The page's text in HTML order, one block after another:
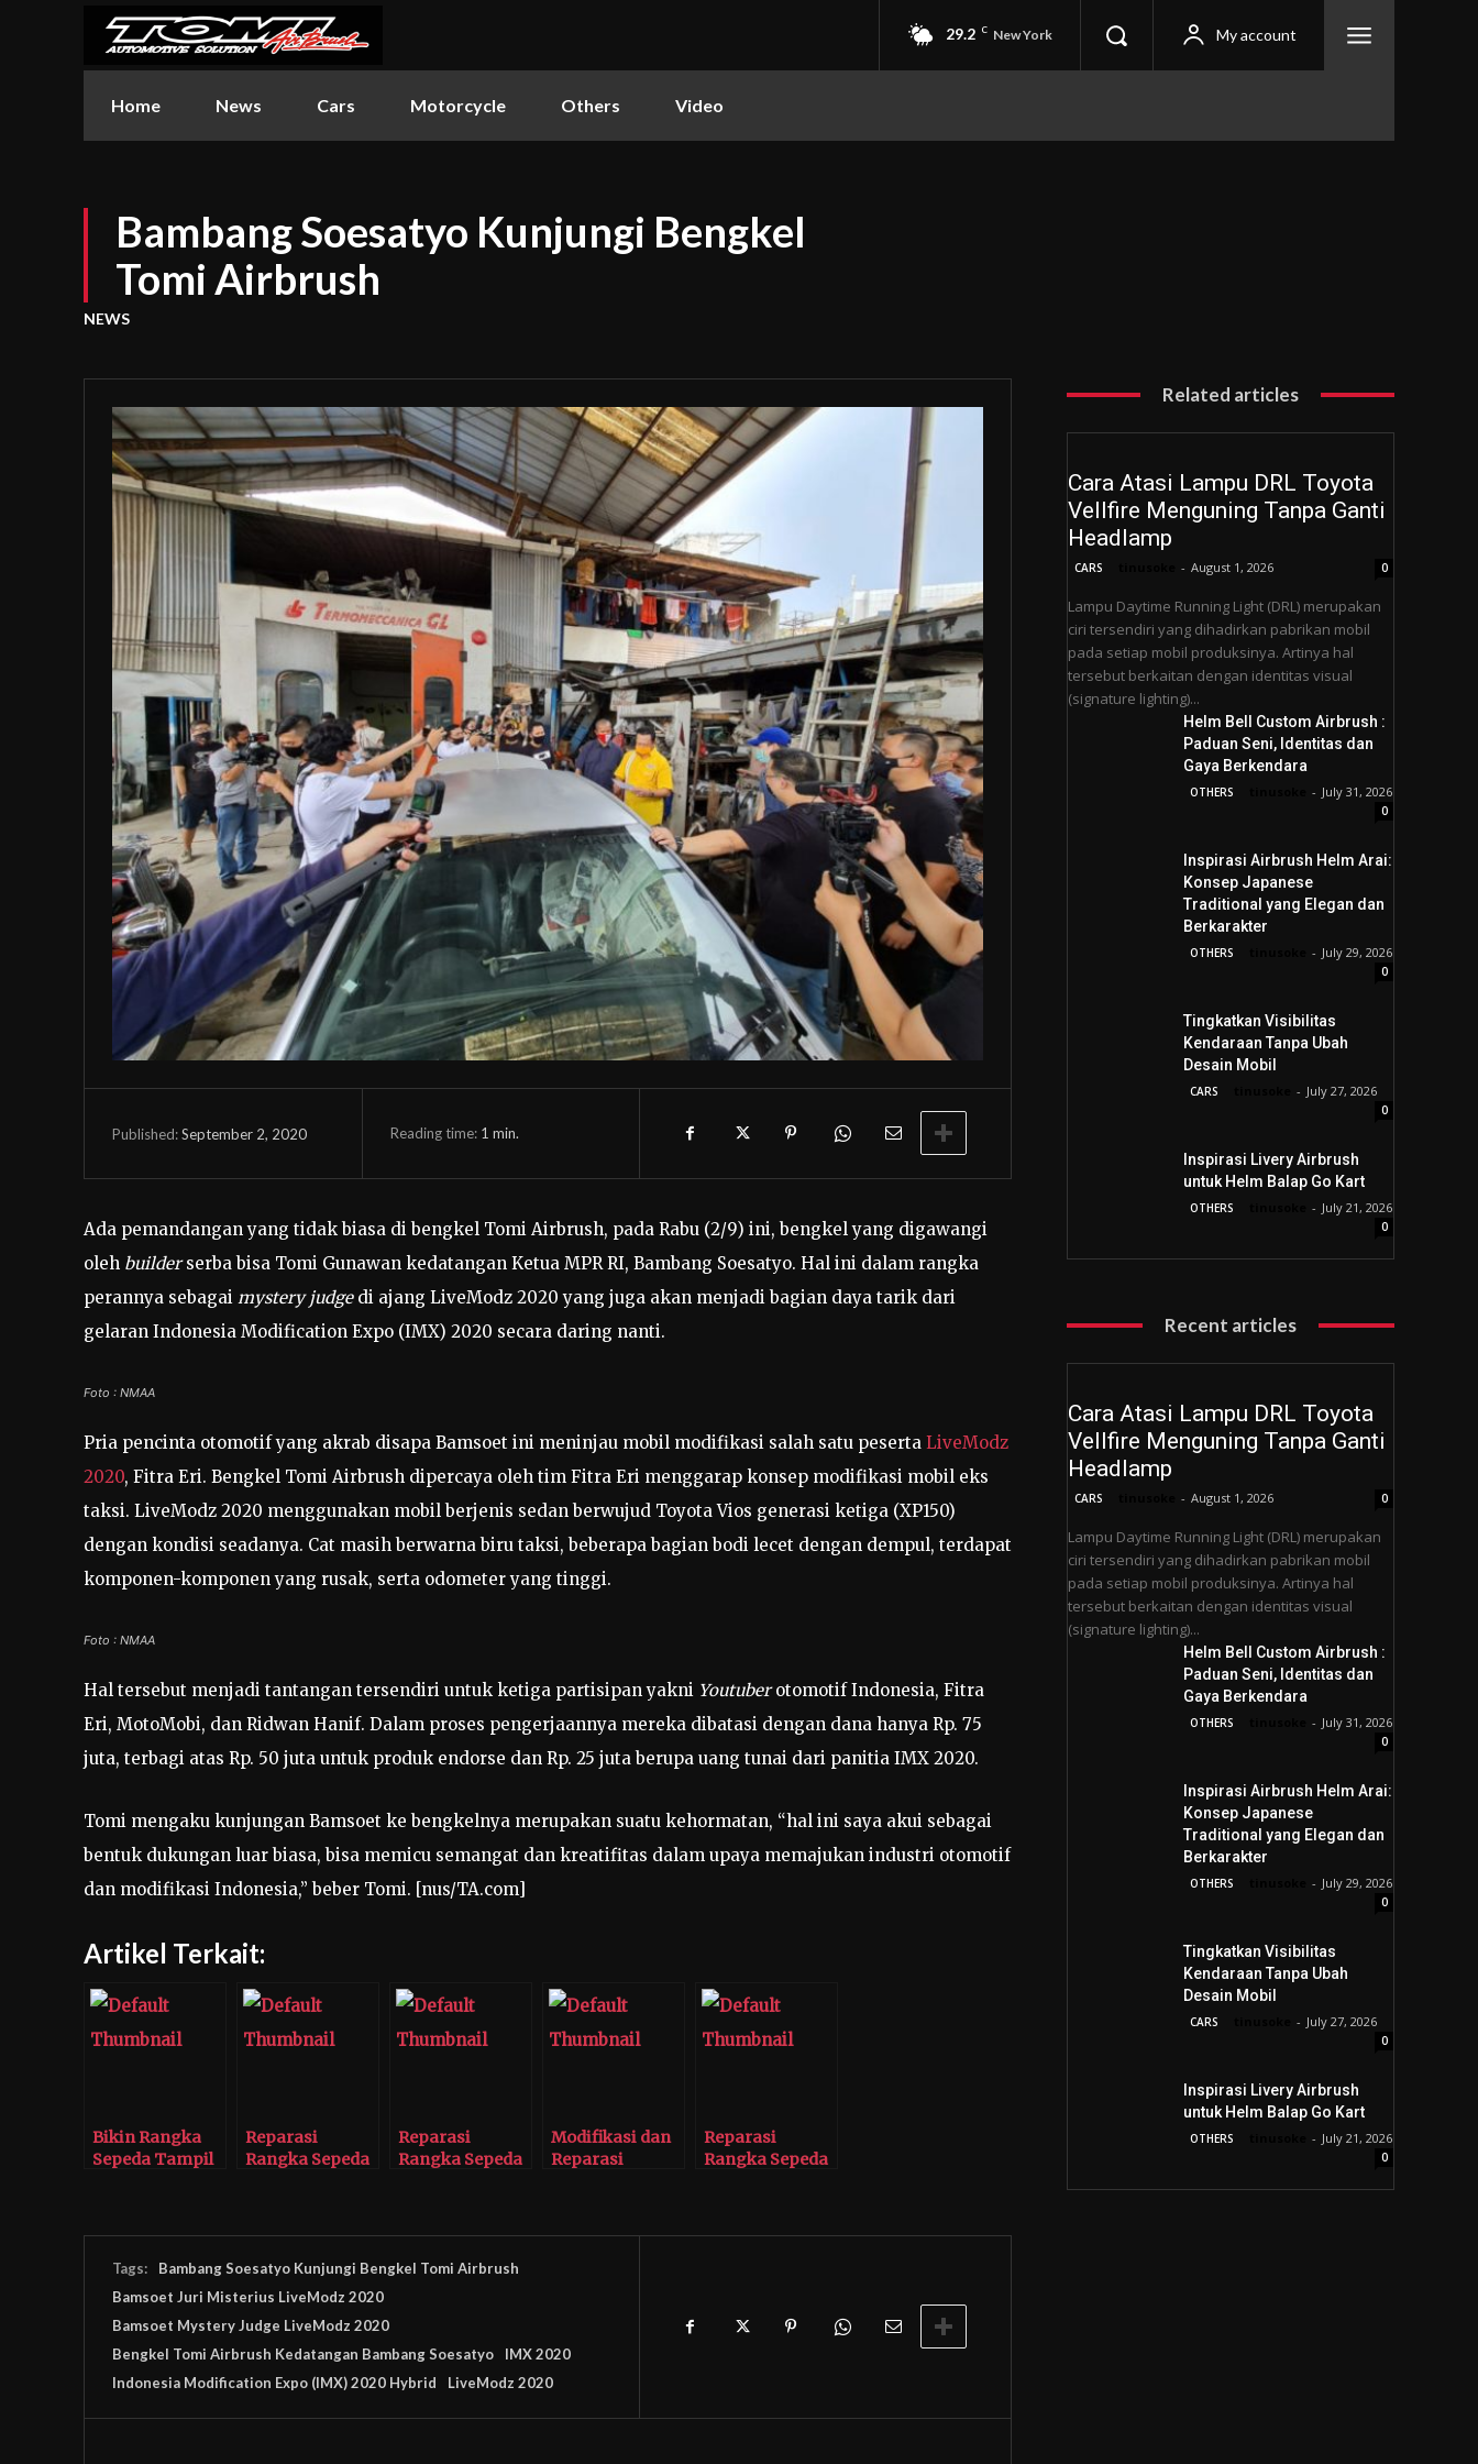
29.2 C New York My account
Home News Cars Motorcycle Others Video
Bambang Soesatyo Kunjungi Bengkel
Tomi Airbrush
NEWS
Published:September 2, 2020 Reading time: 1 min.
Ada pemandangan yang tidak biasa di bengkel Tomi Airbrush, pada Rabu (2/9) ini, bengkel yang digawangi
oleh builderserba bisa Tomi Gunawan kedatangan Ketua MPR RI, Bambang Soesatyo. Hal ini dalam rangka
perannya sebagai mystery judgedi ajang LiveModz 2020 yang juga akan menjadi bagian daya tarik dari
gelaran Indonesia Modification Expo (IMX) 2020 secara daring nanti.
Foto : NMAA
Pria pencinta otomotif yang akrab disapa Bamsoet ini meninjau mobil modifikasi salah satu peserta LiveModz
2020, Fitra Eri. Bengkel Tomi Airbrush dipercaya oleh tim Fitra Eri menggarap konsep modifikasi mobil eks
taksi. LiveModz 2020 menggunakan mobil berjenis sedan berwujud Toyota Vios generasi ketiga (XP150)
dengan kondisi seadanya. Cat masih berwarna biru taksi, beberapa bagian bodi lecet dengan dempul, terdapat
komponen-komponen yang rusak, serta odometer yang tinggi.
Foto : NMAA
Hal tersebut menjadi tantangan tersendiri untuk ketiga partisipan yakni Youtuberotomotif Indonesia, Fitra
Eri, MotoMobi, dan Ridwan Hanif. Dalam proses pengerjaannya mereka dibatasi dengan dana hanya Rp. 75
juta, terbagi atas Rp. 50 juta untuk produk endorse dan Rp. 25 juta berupa uang tunai dari panitia IMX 2020.
Tomi mengaku kunjungan Bamsoet ke bengkelnya merupakan suatu kehormatan, “hal ini saya akui sebagai
bentuk dukungan luar biasa, bisa memicu semangat dan kreatifitas dalam upaya memajukan industri otomotif
dan modifikasi Indonesia,” beber Tomi. [nus/TA.com]
Artikel Terkait:
Bikin Rangka
Sepeda Tampil
Reparasi
Rangka Sepeda
Reparasi
Rangka Sepeda
Modifikasi dan
Reparasi
Reparasi
Rangka Sepeda
Tags:
Bambang Soesatyo Kunjungi Bengkel Tomi Airbrush
Bamsoet Juri Misterius LiveModz 2020
Bamsoet Mystery Judge LiveModz 2020
Bengkel Tomi Airbrush Kedatangan Bambang Soesatyo
IMX 2020
Indonesia Modification Expo (IMX) 2020 Hybrid
LiveModz 2020
Related articles
Cara Atasi Lampu DRL Toyota
Vellfire Menguning Tanpa Ganti
Headlamp
CARS - August 1, 2026 0
Lampu Daytime Running Light (DRL) merupakan
ciri tersendiri yang dihadirkan pabrikan mobil
pada setiap mobil produksinya. Artinya hal
tersebut berkaitan dengan identitas visual
(signature lighting)...
Helm Bell Custom Airbrush :
Paduan Seni, Identitas dan
Gaya Berkendara
OTHERS - July 31, 2026
0
Inspirasi Airbrush Helm Arai:
Konsep Japanese
Traditional yang Elegan dan
Berkarakter
OTHERS - July 29, 2026
0
Tingkatkan Visibilitas
Kendaraan Tanpa Ubah
Desain Mobil
CARS - July 27, 2026
0
Inspirasi Livery Airbrush
untuk Helm Balap Go Kart
OTHERS - July 21, 2026
0
Recent articles
Cara Atasi Lampu DRL Toyota
Vellfire Menguning Tanpa Ganti
Headlamp
CARS - August 1, 2026 0
Lampu Daytime Running Light (DRL) merupakan
ciri tersendiri yang dihadirkan pabrikan mobil
pada setiap mobil produksinya. Artinya hal
tersebut berkaitan dengan identitas visual
(signature lighting)...
Helm Bell Custom Airbrush :
Paduan Seni, Identitas dan
Gaya Berkendara
OTHERS - July 31, 2026
0
Inspirasi Airbrush Helm Arai:
Konsep Japanese
Traditional yang Elegan dan
Berkarakter
OTHERS - July 29, 2026
0
Tingkatkan Visibilitas
Kendaraan Tanpa Ubah
Desain Mobil
CARS - July 27, 2026
0
Inspirasi Livery Airbrush
untuk Helm Balap Go Kart
OTHERS - July 21, 2026
0